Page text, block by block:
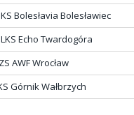
Bolesłavia Bolesławiec
Echo Twardogóra
AWF Wrocław
Górnik Wałbrzych